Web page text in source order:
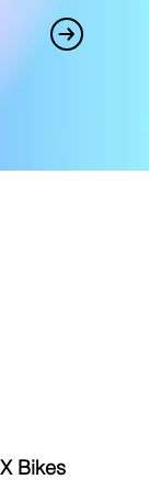
Bikes